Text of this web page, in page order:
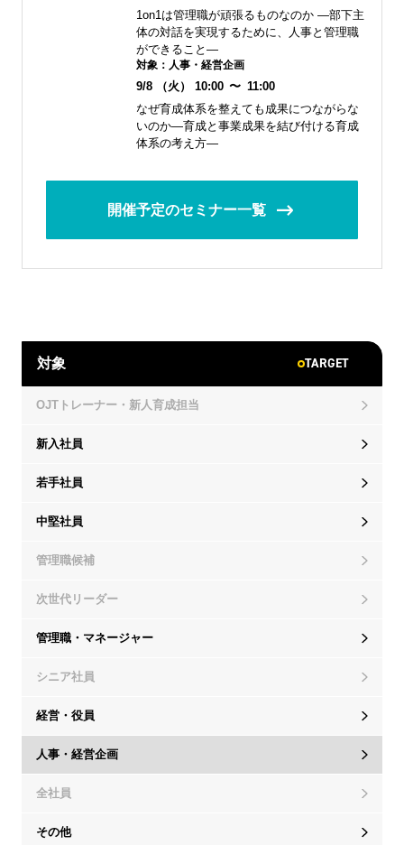
1on1は管理職が頑張るものなのか ―部下主
体の対話を実現するために、人事と管理職
ができること―
対象： 人事・経営企画
9/8 （火） 10:00 〜 11:00
なぜ育成体系を整えても成果につながらな
いのか―育成と事業成果を結び付ける育成
体系の考え方―
開催予定のセミナー一覧
対象 TARGET
OJTトレーナー・新人育成担当
新入社員
若手社員
中堅社員
管理職候補
次世代リーダー
管理職・マネージャー
シニア社員
経営・役員
人事・経営企画
全社員
その他